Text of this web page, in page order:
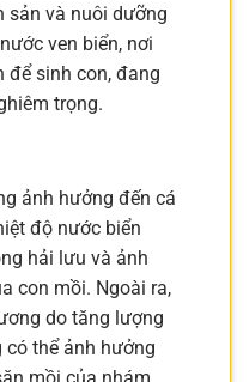
sản và nuôi dưỡng
ven biển, nơi
để sinh con, đang
trọng.
ảnh hưởng đến cá
độ nước biển
hải lưu và ảnh
con mồi. Ngoài ra,
do tăng lượng
có thể ảnh hưởng